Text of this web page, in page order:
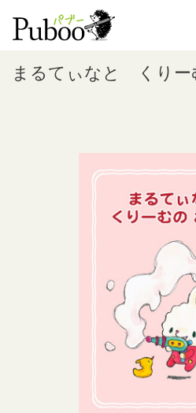
まるてぃなと くり